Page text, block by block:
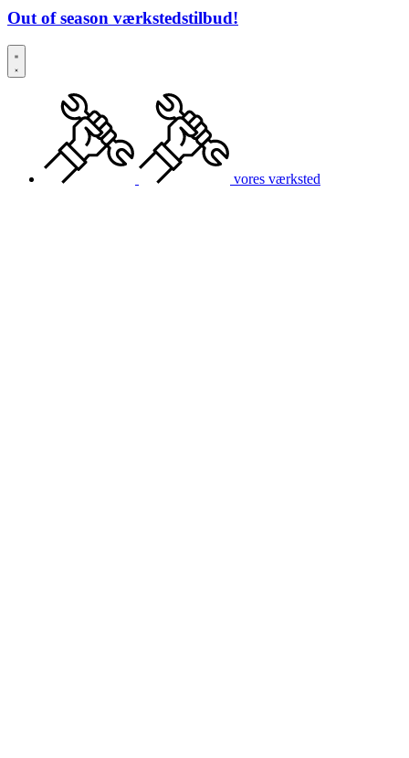
Out of season værkstedstilbud!
vores værksted